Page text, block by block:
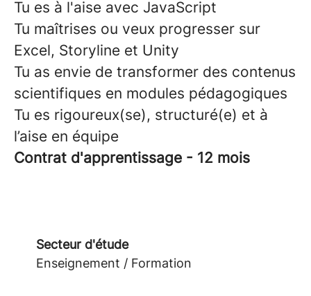
Tu es à l'aise avec JavaScript
Tu maîtrises ou veux progresser sur
Excel, Storyline et Unity
Tu as envie de transformer des contenus
scientifiques en modules pédagogiques
Tu es rigoureux(se), structuré(e) et à
l’aise en équipe
Contrat d'apprentissage - 12 mois
Secteur d'étude
Enseignement / Formation